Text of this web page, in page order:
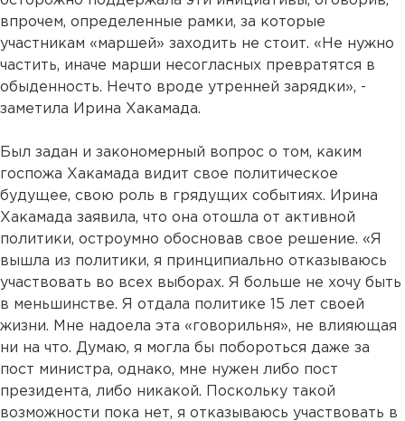
впрочем, определенные рамки, за которые
участникам «маршей» заходить не стоит. «Не нужно
частить, иначе марши несогласных превратятся в
обыденность. Нечто вроде утренней зарядки», -
заметила Ирина Хакамада.
Был задан и закономерный вопрос о том, каким
госпожа Хакамада видит свое политическое
будущее, свою роль в грядущих событиях. Ирина
Хакамада заявила, что она отошла от активной
политики, остроумно обосновав свое решение. «Я
вышла из политики, я принципиально отказываюсь
участвовать во всех выборах. Я больше не хочу быть
в меньшинстве. Я отдала политике 15 лет своей
жизни. Мне надоела эта «говорильня», не влияющая
ни на что. Думаю, я могла бы побороться даже за
пост министра, однако, мне нужен либо пост
президента, либо никакой. Поскольку такой
возможности пока нет, я отказываюсь участвовать в